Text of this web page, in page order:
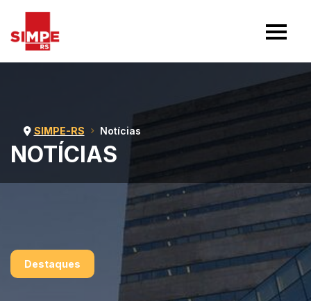
Destaques
NOTÍCIAS
SIMPE-RS Notícias